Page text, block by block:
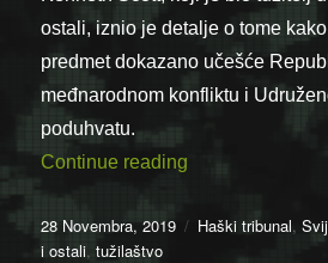
ostali, iznio je detalje o tome
predmet dokazano učešće
međnarodnom konfliktu i
poduhvatu.
Continue reading “Dokazali smo
Posted
on
28 Novembra, 2019 Categories
Haški tribunal,
i ostali,tužilaštvo